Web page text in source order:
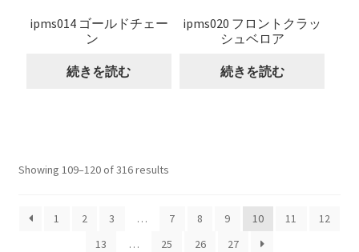
ipms014 ゴールドチェー
ン
続きを読む
ipms020 フロントクラッ
シュベロア
続きを読む
Showing 109–120 of 316 results
1 2 3 … 7 8 9 10 11
12
13
… 25 26 27